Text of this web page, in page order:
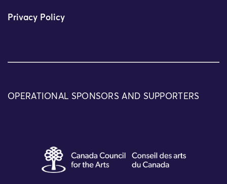
Privacy Policy
OPERATIONAL SPONSORS AND SUPPORTERS